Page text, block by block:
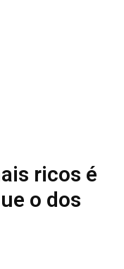
ricos é
o dos